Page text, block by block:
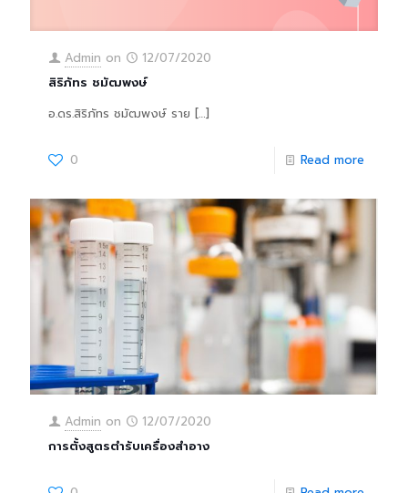
Admin on
12/07/2020
สิริภัทร ชมัฒพงษ์
อ.ดร.สิริภัทร ชมัฒพงษ์ ราย […]
0 Read more
Admin on
12/07/2020
การตั้งสูตรตำรับเครื่องสำอาง